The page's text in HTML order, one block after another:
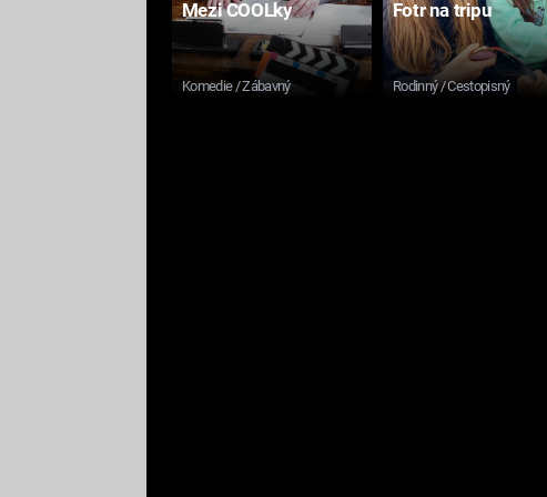
Mezi COOLky
Komedie / Zábavný
Fotr na tripu
Rodinný / Cestopisný